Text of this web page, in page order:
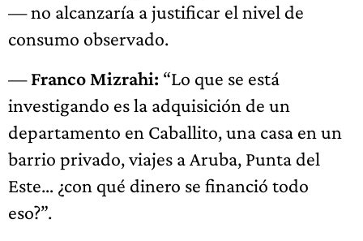
— no alcanzaría a justificar el nivel de
consumo observado.
—Franco Mizrahi: “Lo que se está
investigando es la adquisición de un
departamento en Caballito, una casa en un
barrio privado, viajes a Aruba, Punta del
Este… ¿con qué dinero se financió todo
eso?”.